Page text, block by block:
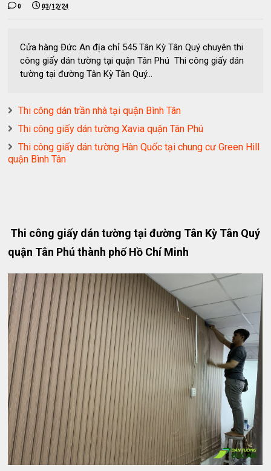
0 03/12/24
Cửa hàng Đức An địa chỉ 545 Tân Kỳ Tân Quý chuyên thi
công giấy dán tường tại quận Tân Phú Thi công giấy dán
tường tại đường Tân Kỳ Tân Quý...
Thi công dán trần nhà tại quận Bình Tân
Thi công giấy dán tường Xavia quận Tân Phú
Thi công giấy dán tường Hàn Quốc tại chung cư Green Hill
quận Bình Tân
Thi công giấy dán tường tại đường Tân Kỳ Tân Quý
quận Tân Phú thành phố Hồ Chí Minh